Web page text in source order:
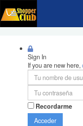
Sign In
If you are new here,
Recordarme
Acceder